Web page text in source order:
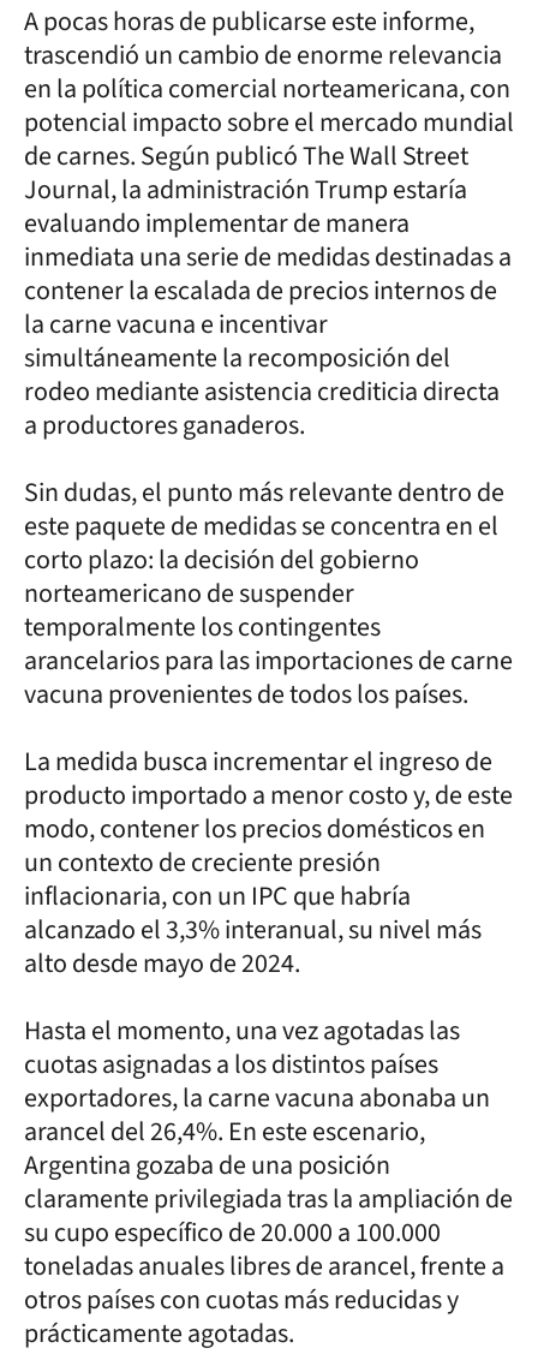
A pocas horas de publicarse este informe,
trascendió un cambio de enorme relevancia
en la política comercial norteamericana, con
potencial impacto sobre el mercado mundial
de carnes. Según publicó The Wall Street
Journal, la administración Trump estaría
evaluando implementar de manera
inmediata una serie de medidas destinadas a
contener la escalada de precios internos de
la carne vacuna e incentivar
simultáneamente la recomposición del
rodeo mediante asistencia crediticia directa
a productores ganaderos.
Sin dudas, el punto más relevante dentro de
este paquete de medidas se concentra en el
corto plazo: la decisión del gobierno
norteamericano de suspender
temporalmente los contingentes
arancelarios para las importaciones de carne
vacuna provenientes de todos los países.
La medida busca incrementar el ingreso de
producto importado a menor costo y, de este
modo, contener los precios domésticos en
un contexto de creciente presión
inflacionaria, con un IPC que habría
alcanzado el 3,3% interanual, su nivel más
alto desde mayo de 2024.
Hasta el momento, una vez agotadas las
cuotas asignadas a los distintos países
exportadores, la carne vacuna abonaba un
arancel del 26,4%. En este escenario,
Argentina gozaba de una posición
claramente privilegiada tras la ampliación de
su cupo específico de 20.000 a 100.000
toneladas anuales libres de arancel, frente a
otros países con cuotas más reducidas y
prácticamente agotadas.